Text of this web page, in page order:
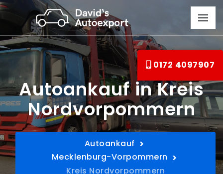
0172 4097907
Autoankauf in Kreis
Nordvorpommern
Autoankauf
Mecklenburg-Vorpommern
Kreis Nordvorpommern